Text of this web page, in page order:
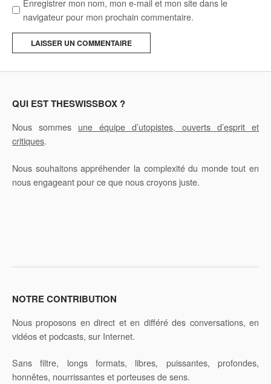
Enregistrer mon nom, mon e-mail et mon site dans le
navigateur pour mon prochain commentaire.
l
QUI EST THESWISSBOX ?
Nous sommes une équipe d’utopistes, ouverts d’esprit et
critiques.
Nous souhaitons appréhender la complexité du monde tout en
nous engageant pour ce que nous croyons juste.
NOTRE CONTRIBUTION
Nous proposons en direct et en différé des conversations, en
vidéos et podcasts, sur Internet.
Sans filtre, longs formats, libres, puissantes, profondes,
honnêtes, nourrissantes et porteuses de sens.